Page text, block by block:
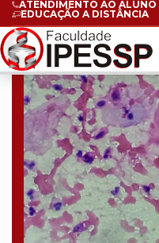
ATENDIMENTO AO ALUNO
EDUCAÇÃO A DISTÂNCIA